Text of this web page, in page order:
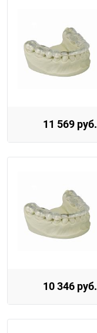
11 569 руб.
10 346 руб.